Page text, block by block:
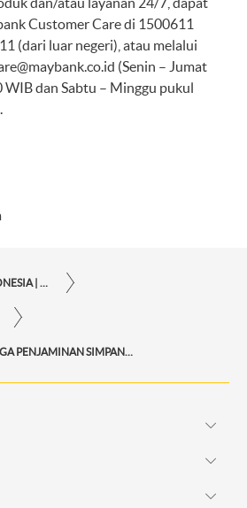
Customer Care di 1500611
(dari luar negeri), atau melalui
(Senin – Jumat
WIB dan Sabtu – Minggu pukul